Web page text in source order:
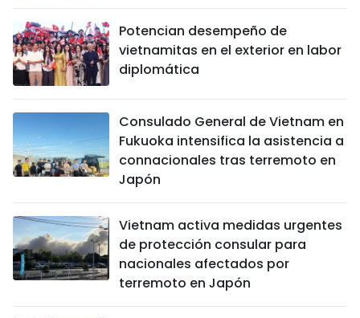
Potencian desempeño de
vietnamitas en el exterior en labor
diplomática
Consulado General de Vietnam en
Fukuoka intensifica la asistencia a
connacionales tras terremoto en
Japón
Vietnam activa medidas urgentes
de protección consular para
nacionales afectados por
terremoto en Japón